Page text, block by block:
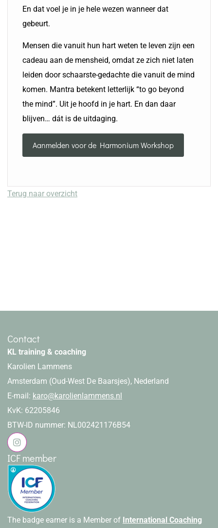
En dat voel je in je hele wezen wanneer dat
gebeurt.
Mensen die vanuit hun hart weten te leven zijn een
cadeau aan de mensheid, omdat ze zich niet laten
leiden door schaarste-gedachte die vanuit de mind
komen. Mantra betekent letterlijk “to go beyond
the mind”. Uit je hoofd in je hart. En dan daar
blijven… dát is de uitdaging.
Aanmelden voor de Harmonium Workshop
Terug naar overzicht
Contact
KL training & coaching
Karolien Lammens
Amsterdam (Oud-West De Baarsjes), Nederland
E-mail: karo@karolienlammens.nl
KvK: 62205846
BTW-ID nummer: NL002421176B54
ICF member
The badge earner is a Member of International Coaching